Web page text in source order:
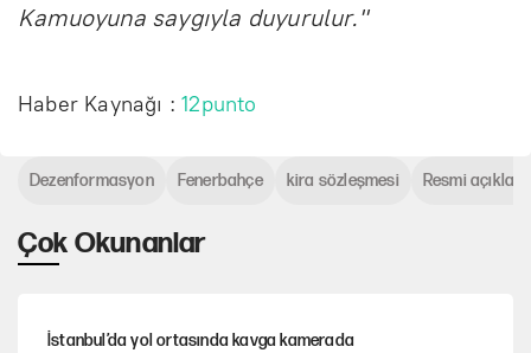
Kamuoyuna saygıyla duyurulur."
Haber Kaynağı :12punto
Çok Okunanlar
İstanbul’da yol ortasında kavga kamerada
Dezenformasyon Fenerbahçe kira sözleşmesi Resmi